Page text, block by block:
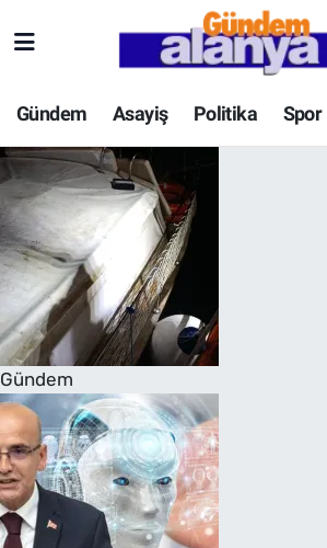
Gündem Asayiş Politika Spor
Gündem